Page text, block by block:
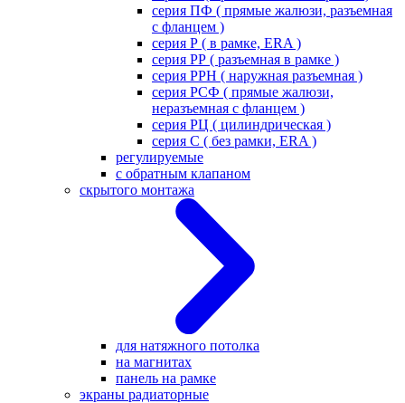
серия ПФ ( прямые жалюзи, разъемная
с фланцем )
серия Р ( в рамке, ERA )
серия РР ( разъемная в рамке )
серия РРН ( наружная разъемная )
серия РСФ ( прямые жалюзи,
неразъемная с фланцем )
серия РЦ ( цилиндрическая )
серия С ( без рамки, ERA )
регулируемые
с обратным клапаном
скрытого монтажа
для натяжного потолка
на магнитах
панель на рамке
экраны радиаторные